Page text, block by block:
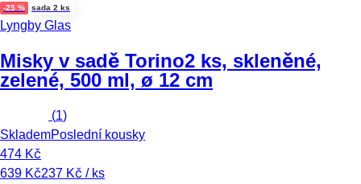
-25 % sada 2 ks
Lyngby Glas
Misky v sadě Torino2 ks, skleněné,
zelené, 500 ml, ø 12 cm
(1)
SklademPoslední kousky
474 Kč
639 Kč237 Kč / ks